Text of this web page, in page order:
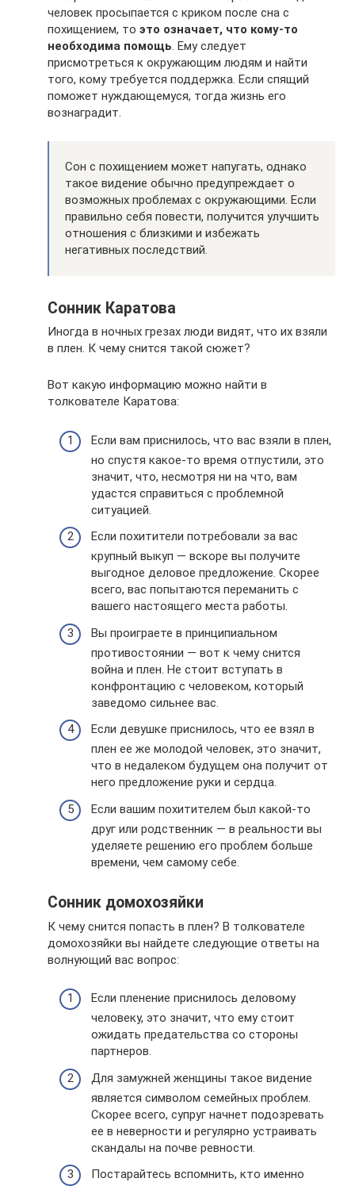
человек просыпается с криком после сна с
похищением, то это означает, что кому-то
необходима помощь. Ему следует
присмотреться к окружающим людям и найти
того, кому требуется поддержка. Если спящий
поможет нуждающемуся, тогда жизнь его
вознаградит.
Сон с похищением может напугать, однако
такое видение обычно предупреждает о
возможных проблемах с окружающими. Если
правильно себя повести, получится улучшить
отношения с близкими и избежать
негативных последствий.
Сонник Каратова
Иногда в ночных грезах люди видят, что их взяли
в плен. К чему снится такой сюжет?
Вот какую информацию можно найти в
толкователе Каратова:
Если вам приснилось, что вас взяли в плен,
но спустя какое-то время отпустили, это
значит, что, несмотря ни на что, вам
удастся справиться с проблемной
ситуацией.
Если похитители потребовали за вас
крупный выкуп — вскоре вы получите
выгодное деловое предложение. Скорее
всего, вас попытаются переманить с
вашего настоящего места работы.
Вы проиграете в принципиальном
противостоянии — вот к чему снится
война и плен. Не стоит вступать в
конфронтацию с человеком, который
заведомо сильнее вас.
Если девушке приснилось, что ее взял в
плен ее же молодой человек, это значит,
что в недалеком будущем она получит от
него предложение руки и сердца.
Если вашим похитителем был какой-то
друг или родственник — в реальности вы
уделяете решению его проблем больше
времени, чем самому себе.
Сонник домохозяйки
К чему снится попасть в плен? В толкователе
домохозяйки вы найдете следующие ответы на
волнующий вас вопрос:
Если пленение приснилось деловому
человеку, это значит, что ему стоит
ожидать предательства со стороны
партнеров.
Для замужней женщины такое видение
является символом семейных проблем.
Скорее всего, супруг начнет подозревать
ее в неверности и регулярно устраивать
скандалы на почве ревности.
Постарайтесь вспомнить, кто именно